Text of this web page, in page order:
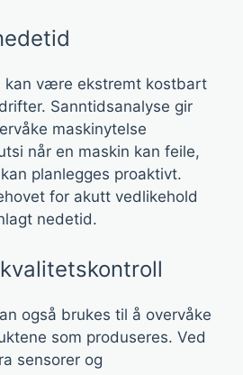
kan være ekstremt kostbart
Sanntidsanalyse gir
maskinytelse
når en maskin kan feile,
planlegges proaktivt.
for akutt vedlikehold
nedetid.
også brukes til å overvåke
som produseres. Ved
sensorer og